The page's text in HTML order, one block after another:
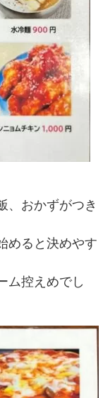
、おかずがつき
めると決めやす
ム控えめでし